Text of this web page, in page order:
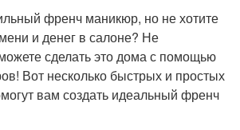
френч маникюр, но не хотите
и денег в салоне? Не
сделать это дома с помощью
Вот несколько быстрых и простых
вам создать идеальный френч